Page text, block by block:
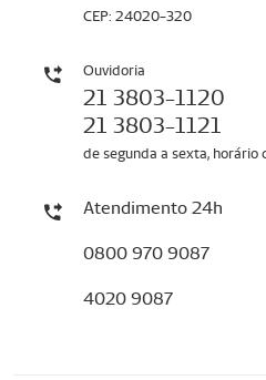
CEP: 24020-320
Ouvidoria
21 3803-1120
21 3803-1121
de segunda a sexta, horário
Atendimento 24h
0800 970 9087
4020 9087